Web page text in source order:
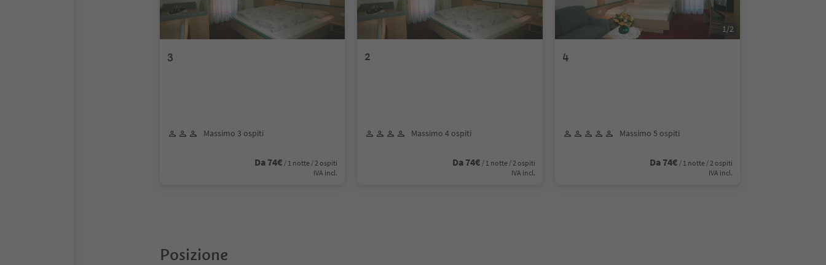
3
Massimo 3 ospiti
Da 74€ / 1 notte / 2 ospiti
IVA incl.
2
Massimo 4 ospiti
Da 74€ / 1 notte / 2 ospiti
IVA incl.
4
Massimo 5 ospiti
Da 74€ / 1 notte / 2 ospiti
IVA incl.
1/2
Posizione